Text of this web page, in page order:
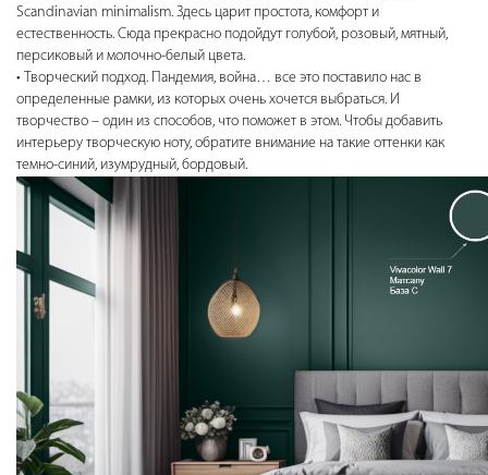
Scandinavian minimalism. Здесь царит простота, комфорт и
естественность. Сюда прекрасно подойдут голубой, розовый, мятный,
персиковый и молочно-белый цвета.
Творческий подход. Пандемия, война… все это поставило нас в
определенные рамки, из которых очень хочется выбраться. И
творчество – один из способов, что поможет в этом. Чтобы добавить
интерьеру творческую ноту, обратите внимание на такие оттенки как
темно-синий, изумрудный, бордовый.